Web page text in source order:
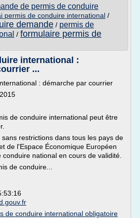
de permis de conduire
permis de conduire international /
demande / permis de
/ formulaire permis de
international :
...
: démarche par courrier
de conduire international peut être
restrictions dans tous les pays de
de l'Espace Économique Européen
national en cours de validité.
de conduire...
de conduire international obligatoire